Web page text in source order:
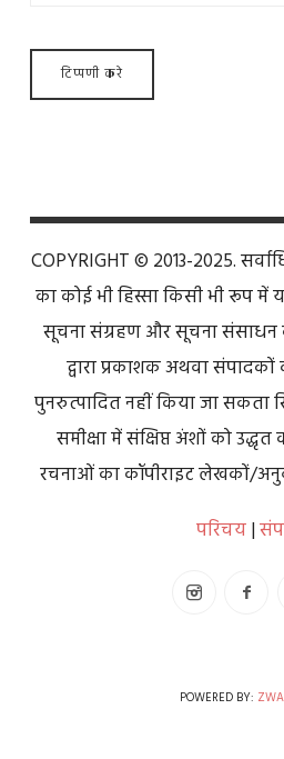
COPYRIGHT © 2013-2025.
का कोई भी हिस्सा किसी भी रूप में
सूचना संग्रहण और सूचना संसाधन
द्वारा प्रकाशक अथवा संपादकों
पुनरुत्पादित नहीं किया जा
समीक्षा में संक्षिप्त अंशों को
रचनाओं का कॉपीराइट लेखकों/
परिचय|
POWERED BY: